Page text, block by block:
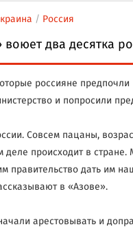
/ Россия
два десятка
россияне
и попросили
Совсем пацаны,
происходит в
правительство дать им
в «Азове».
арестовывать и